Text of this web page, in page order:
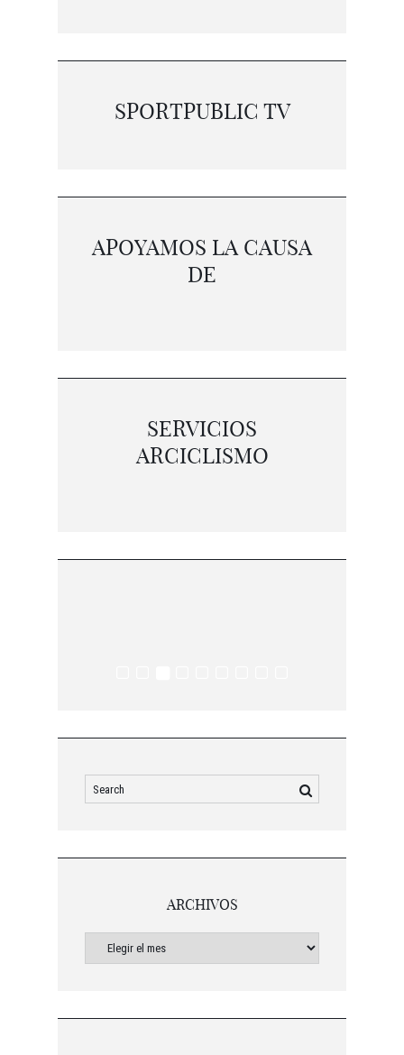
SPORTPUBLIC TV
APOYAMOS LA CAUSA
DE
SERVICIOS
ARCICLISMO
ARCHIVOS